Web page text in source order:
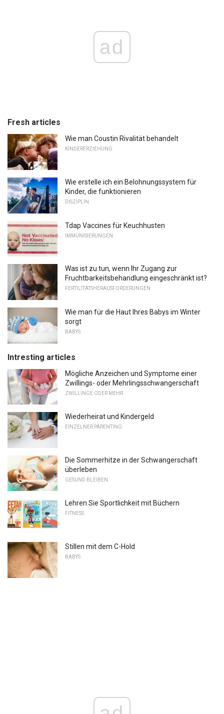
ad
Fresh articles
Wie man Coustin Rivalität behandelt
KINDERERZIEHUNG
Wie erstelle ich ein Belohnungssystem für
Kinder, die funktionieren
DISZIPLIN
Tdap Vaccines für Keuchhusten
IMMUNISIERUNGEN
Was ist zu tun, wenn Ihr Zugang zur
Fruchtbarkeitsbehandlung eingeschränkt ist?
FERTILITÄTSHERAUSFORDERUNGEN
Wie man für die Haut Ihres Babys im Winter
sorgt
BABYS
Intresting articles
Mögliche Anzeichen und Symptome einer
Zwillings- oder Mehrlingsschwangerschaft
ZWILLINGE ODER MEHR
Wiederheirat und Kindergeld
EINZELNER PARENTING
Die Sommerhitze in der Schwangerschaft
überleben
GESUND BLEIBEN
Lehren Sie Sportlichkeit mit Büchern
FITNESS
Stillen mit dem C-Hold
BABYS